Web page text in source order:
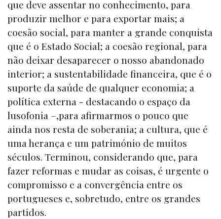
que deve assentar no conhecimento, para
produzir melhor e para exportar mais; a
coesão social, para manter a grande conquista
que é o Estado Social; a coesão regional, para
não deixar desaparecer o nosso abandonado
interior; a sustentabilidade financeira, que é o
suporte da saúde de qualquer economia; a
política externa - destacando o espaço da
lusofonia –,para afirmarmos o pouco que
ainda nos resta de soberania; a cultura, que é
uma herança e um património de muitos
séculos. Terminou, considerando que, para
fazer reformas e mudar as coisas, é urgente o
compromisso e a convergência entre os
portugueses e, sobretudo, entre os grandes
partidos.